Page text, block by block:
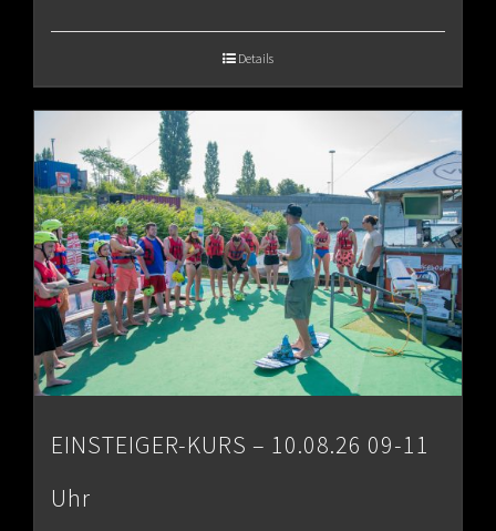
€80.00
Details
EINSTEIGER-KURS – 10.08.26 09-11
Uhr